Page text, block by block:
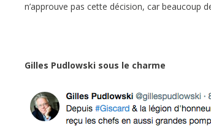
n’approuve pas cette décision, car beaucoup
Gilles Pudlowski sous le charme